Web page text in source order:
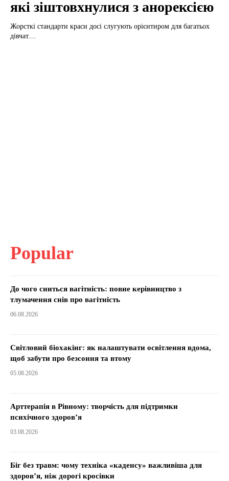
які зіштовхнулися з анорексією
Жорсткі стандарти краси досі слугують орієнтиром для багатьох
дівчат....
Popular
До чого сниться вагітність: повне керівництво з
тлумачення снів про вагітність
06.08.2026
Світловий біохакінг: як налаштувати освітлення вдома,
щоб забути про безсоння та втому
05.08.2026
Арттерапія в Рівному: творчість для підтримки
психічного здоров’я
03.08.2026
Біг без травм: чому техніка «каденсу» важливіша для
здоров’я, ніж дорогі кросівки